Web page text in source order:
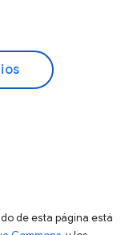
de esta página está